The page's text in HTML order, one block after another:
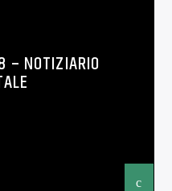
– NOTIZIARIO